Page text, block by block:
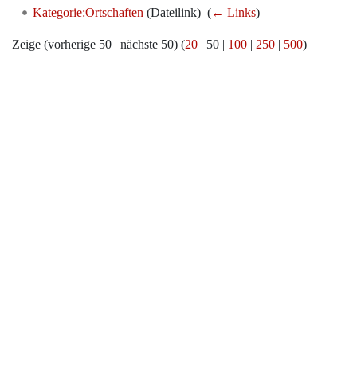
Kategorie:Ortschaften (Dateilink) ‎ (← Links)
Zeige (vorherige 50 | nächste 50) (20 | 50 | 100 | 250 | 500)